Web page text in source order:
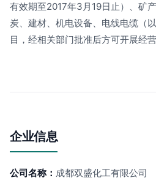
有效期至2017年3月19日止）、矿
炭、建材、机电设备、电线电缆（
目，经相关部门批准后方可开展经营
企业信息
公司名称： 成都双盛化工有限公司